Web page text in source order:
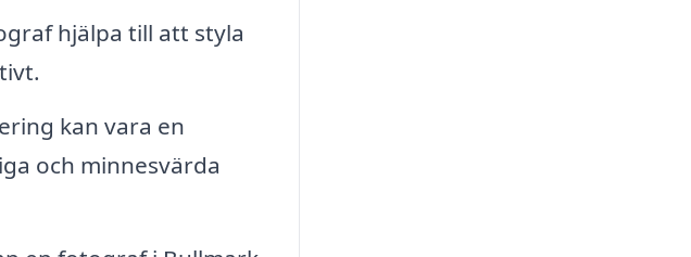
hjälpa till att styla
kan vara en
och minnesvärda